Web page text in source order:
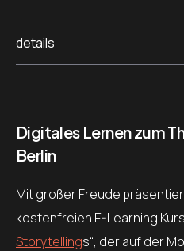
details
Digitales Lernen zum
Berlin
Mit großer Freude
kostenfreien E-Learning Kurs
Storytellings“, der auf der